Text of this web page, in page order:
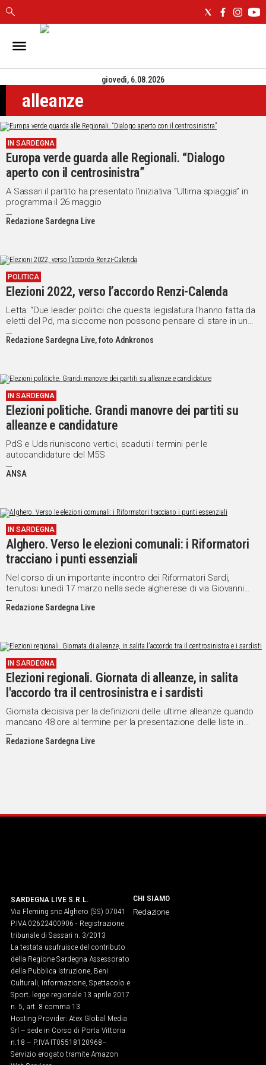
IN
CAGLIARI
SASSARI
NUORO
ORISTANO
SULCIS
GALLURA
OGLIASTRA
MEDIO
CAMPIDANO
POLITICA
IN
ITALIA
NEL
MONDO
SPORT
VIDEO
UNISCITI
WHATSAPP
Social
giovedì, 6.08.2026
alleanze
IN SARDEGNA
Europa verde guarda alle Regionali. “Dialogo
aperto con il centrosinistra”
A Sassari il partito ha presentato l’iniziativa “Ultima spiaggia” in
programma il 26 maggio
Redazione Sardegna Live
POLITICA
Elezioni 2022, verso l’accordo Renzi-Calenda
Letta: “Due leader politici che questa legislatura l'hanno fatta da
eletti del Pd, ma siccome non possono pensare di stare in un
partito in cui ci sono anche altri, hanno fatto un'altra scelta”
Redazione Sardegna Live, foto Adnkronos
IN SARDEGNA
Elezioni politiche. Grandi manovre dei partiti su
alleanze e candidature
PdS e Uds riuniscono vertici, scaduti i termini per le
autocandidature del M5S
ANSA
IN SARDEGNA
Alghero. Verso le elezioni comunali: i Riformatori
tracciano i punti essenziali
Nel corso di un importante incontro dei Riformatori Sardi,
tenutosi lunedì 17 marzo nella sede algherese di via Giovanni
XXIII, si è tracciato il percorso che il gruppo seguirà in questa
prima fase di pre-campagna elettorale per le prossime
Redazione Sardegna Live
IN SARDEGNA
Elezioni regionali. Giornata di alleanze, in salita
l'accordo tra il centrosinistra e i sardisti
Giornata decisiva per la definizioni delle ultime alleanze quando
mancano 48 ore al termine per la presentazione delle liste in
corsa per le elezioni regionali in Sardegna del 16 febbraio
prossimo.
Redazione Sardegna Live
SARDEGNA LIVE S.R.L.
Via Fleming snc Alghero (SS) 07041
P.IVA 02622400906 - Registrazione
tribunale di Sassari n. 3/2013
La testata usufruisce del contributo
della Regione Sardegna Assessorato
della Pubblica Istruzione, Beni
Culturali, Informazione, Spettacolo e
Sport. legge regionale 13 aprile 2017
n. 5, art. 8 comma 13
Hosting Provider: Atex Global Media
Srl – sede in Corso di Porta Vittoria
n.18 – P.IVA IT05518120968​–
Servizio erogato tramite Amazon
CHI SIAMO
Redazione